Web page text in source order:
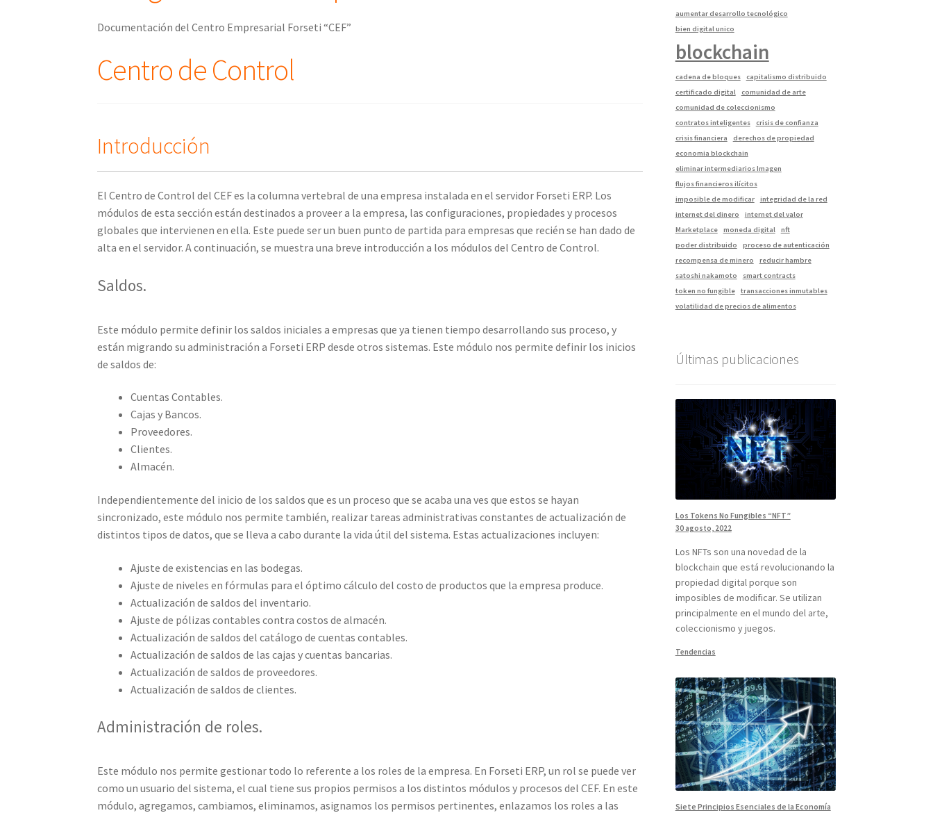
Documentación del Centro Empresarial Forseti “CEF”
Centro de Control
Introducción
El Centro de Control del CEF es la columna vertebral de una empresa instalada en el servidor Forseti ERP. Los
módulos de esta sección están destinados a proveer a la empresa, las configuraciones, propiedades y procesos
globales que intervienen en ella. Este puede ser un buen punto de partida para empresas que recién se han dado de
alta en el servidor. A continuación, se muestra una breve introducción a los módulos del Centro de Control.
Saldos.
Este módulo permite definir los saldos iniciales a empresas que ya tienen tiempo desarrollando sus proceso, y
están migrando su administración a Forseti ERP desde otros sistemas. Este módulo nos permite definir los inicios
de saldos de:
Cuentas Contables.
Cajas y Bancos.
Proveedores.
Clientes.
Almacén.
Independientemente del inicio de los saldos que es un proceso que se acaba una ves que estos se hayan
sincronizado, este módulo nos permite también, realizar tareas administrativas constantes de actualización de
distintos tipos de datos, que se lleva a cabo durante la vida útil del sistema. Estas actualizaciones incluyen:
Ajuste de existencias en las bodegas.
Ajuste de niveles en fórmulas para el óptimo cálculo del costo de productos que la empresa produce.
Actualización de saldos del inventario.
Ajuste de pólizas contables contra costos de almacén.
Actualización de saldos del catálogo de cuentas contables.
Actualización de saldos de las cajas y cuentas bancarias.
Actualización de saldos de proveedores.
Actualización de saldos de clientes.
Administración de roles.
Este módulo nos permite gestionar todo lo referente a los roles de la empresa. En Forseti ERP, un rol se puede ver
como un usuario del sistema, el cual tiene sus propios permisos a los distintos módulos y procesos del CEF. En este
módulo, agregamos, cambiamos, eliminamos, asignamos los permisos pertinentes, enlazamos los roles a las
aumentar desarrollo tecnológico
bien digital unico
blockchain
cadena de bloques
capitalismo distribuido
certificado digital
comunidad de arte
comunidad de coleccionismo
contratos inteligentes
crisis de confianza
crisis financiera
derechos de propiedad
economia blockchain
eliminar intermediarios Imagen
flujos financieros ilícitos
imposible de modificar
integridad de la red
internet del dinero
internet del valor
Marketplace
moneda digital
nft
poder distribuido
proceso de autenticación
recompensa de minero
reducir hambre
satoshi nakamoto
smart contracts
token no fungible
transacciones inmutables
volatilidad de precios de alimentos
Últimas publicaciones
Los Tokens No Fungibles “NFT”
30 agosto, 2022
Los NFTs son una novedad de la
blockchain que está revolucionando la
propiedad digital porque son
imposibles de modificar. Se utilizan
principalmente en el mundo del arte,
coleccionismo y juegos.
Tendencias
Siete Principios Esenciales de la Economía